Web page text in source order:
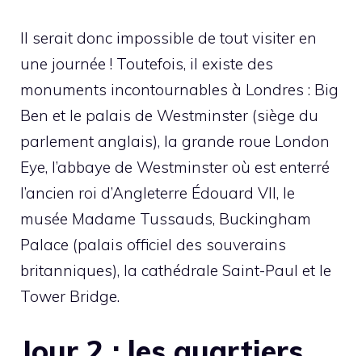
Il serait donc impossible de tout visiter en
une journée ! Toutefois, il existe des
monuments incontournables à Londres : Big
Ben et le palais de Westminster (siège du
parlement anglais), la grande roue London
Eye, l’abbaye de Westminster où est enterré
l’ancien roi d’Angleterre Édouard VII, le
musée Madame Tussauds, Buckingham
Palace (palais officiel des souverains
britanniques), la cathédrale Saint-Paul et le
Tower Bridge.